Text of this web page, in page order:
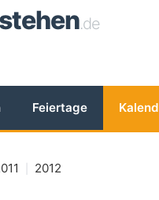
.de
Feiertage
2012